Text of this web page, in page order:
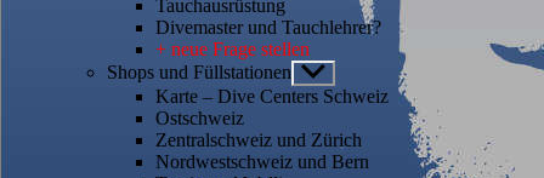
Tauchausrüstung
Divemaster und Tauchlehrer?
+ neue Frage stellen
Shops und Füllstationen Untermenü
anzeigen
Karte – Dive Centers Schweiz
Ostschweiz
Zentralschweiz und Zürich
Nordwestschweiz und Bern